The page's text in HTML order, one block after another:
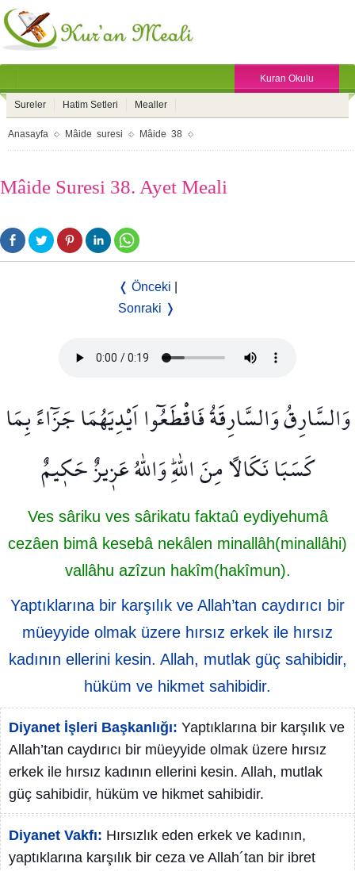
Kuran Okulu
Sureler Hatim Setleri Mealler
Anasayfa Mâide suresi Mâide 38
Mâide Suresi 38. Ayet Meali
❬ Önceki
Sonraki ❭
وَالسَّارِقُ وَالسَّارِقَةُ فَاقْطَعُٓوا اَيْدِيَهُمَا جَزَٓاءً بِمَا
كَسَبَا نَكَالًا مِنَ اللّٰهِۜ وَاللّٰهُ عَز۪يزٌ حَك۪يمٌ
Ves sâriku ves sârikatu faktaû eydiyehumâ
cezâen bimâ kesebâ nekâlen minallâh(minallâhi)
vallâhu azîzun hakîm(hakîmun).
Yaptıklarına bir karşılık ve Allah’tan caydırıcı bir
müeyyide olmak üzere hırsız erkek ile hırsız
kadının ellerini kesin. Allah, mutlak güç sahibidir,
hüküm ve hikmet sahibidir.
Diyanet İşleri Başkanlığı: Yaptıklarına bir karşılık ve
Allah’tan caydırıcı bir müeyyide olmak üzere hırsız
erkek ile hırsız kadının ellerini kesin. Allah, mutlak
güç sahibidir, hüküm ve hikmet sahibidir.
Diyanet Vakfı: Hırsızlık eden erkek ve kadının,
yaptıklarına karşılık bir ceza ve Allah´tan bir ibret